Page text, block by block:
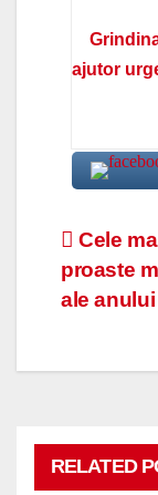
ajutor
în
Cele
proaste
ale anului
RELATED